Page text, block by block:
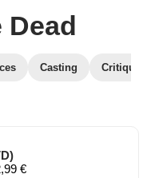
Dead
Casting
€